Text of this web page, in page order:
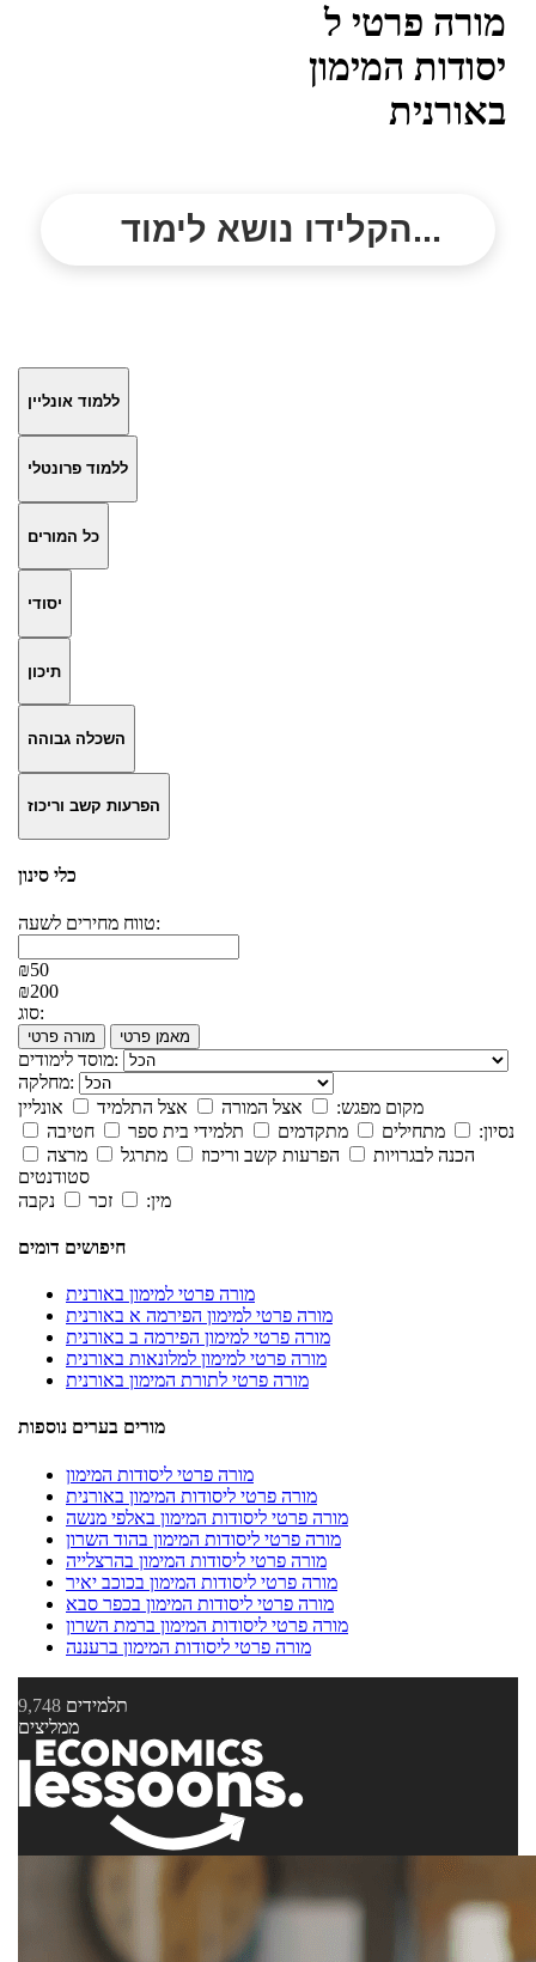
מורה פרטי ל
יסודות המימון
באורנית
הקלידו נושא לימוד...
ללמוד אונליין
ללמוד פרונטלי
כל המורים
יסודי
תיכון
השכלה גבוהה
הפרעות קשב וריכוז
כלי סינון
טווח מחירים לשעה:
₪50
₪200
סוג:
מורה פרטי מאמן פרטי
מוסד לימודים:
מחלקה:
מקום מפגש:
אצל המורה אצל התלמיד
אונליין
נסיון:
מתחילים מתקדמים תלמידי בית ספר
חטיבה
הכנה לבגרויות
הפרעות קשב וריכוז מתרגל
מרצה
סטודנטים
מין:
זכר נקבה
חיפושים דומים
מורה פרטי למימון באורנית
מורה פרטי למימון הפירמה א באורנית
מורה פרטי למימון הפירמה ב באורנית
מורה פרטי למימון למלונאות באורנית
מורה פרטי לתורת המימון באורנית
מורים בערים נוספות
מורה פרטי ליסודות המימון
מורה פרטי ליסודות המימון באורנית
מורה פרטי ליסודות המימון באלפי מנשה
מורה פרטי ליסודות המימון בהוד השרון
מורה פרטי ליסודות המימון בהרצלייה
מורה פרטי ליסודות המימון בכוכב יאיר
מורה פרטי ליסודות המימון בכפר סבא
מורה פרטי ליסודות המימון ברמת השרון
מורה פרטי ליסודות המימון ברעננה
9,748 תלמידים
ממליצים